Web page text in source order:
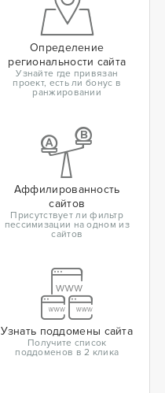
Определение
региональности сайта
Узнайте где привязан
проект, есть ли бонус в
ранжировании
Аффилированность
сайтов
Присутствует ли фильтр
пессимизации на одном из
сайтов
Узнать поддомены сайта
Получите список
поддоменов в 2 клика